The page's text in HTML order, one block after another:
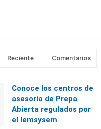
Reciente Comentarios
Conoce los centros de
asesoría de Prepa
Abierta regulados por
el Iemsysem